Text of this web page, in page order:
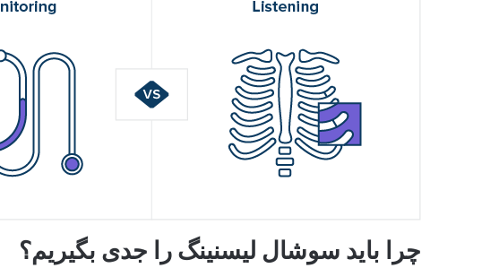
چرا باید سوشال لیسنینگ را جدی بگیریم؟